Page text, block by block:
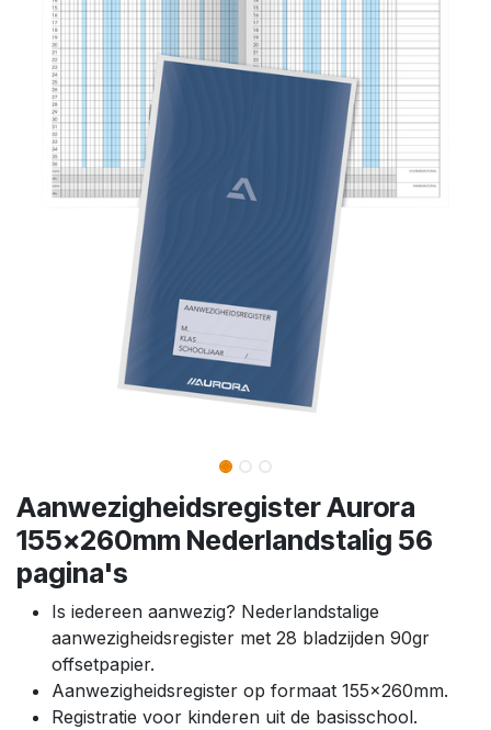
Aanwezigheidsregister Aurora
155x260mm Nederlandstalig 56
pagina's
Is iedereen aanwezig? Nederlandstalige
aanwezigheidsregister met 28 bladzijden 90gr
offsetpapier.
Aanwezigheidsregister op formaat 155x260mm.
Registratie voor kinderen uit de basisschool.